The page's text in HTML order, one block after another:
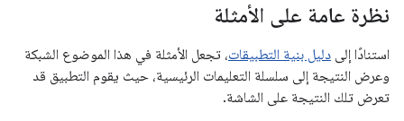
نظرة عامة على الأمثلة
استنادًا إلى دليل بنية التطبيقات، تجعل الأمثلة في هذا الموضوع الشبكة
وعرض النتيجة إلى سلسلة التعليمات الرئيسية، حيث يقوم التطبيق قد
تعرض تلك النتيجة على الشاشة.